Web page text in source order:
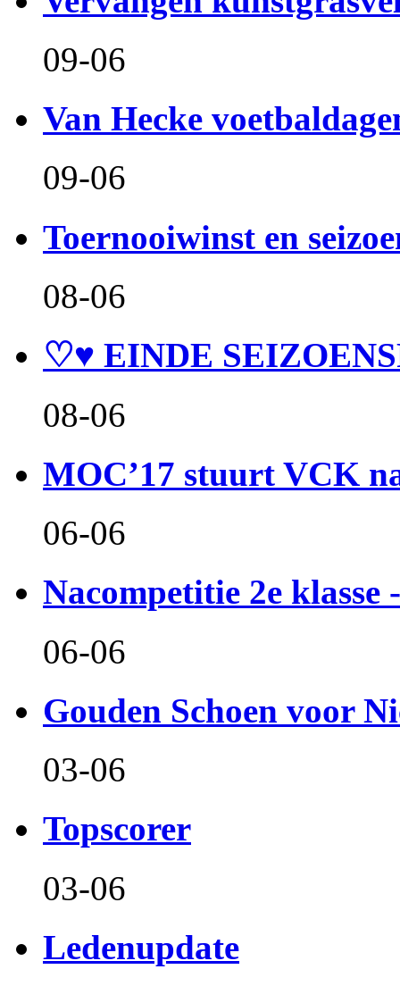
09-06
Van Hecke
09-06
Toernooiwinst en
08-06
♡♥ EINDE
08-06
MOC’17 stuurt VCK
06-06
Nacompetitie 2e klasse
06-06
Gouden Schoen voor
03-06
Topscorer
03-06
Ledenupdate